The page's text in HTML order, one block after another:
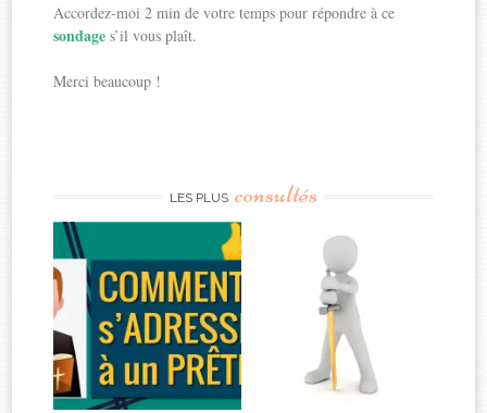
Accordez-moi 2 min de votre temps pour répondre à ce
sondages’il vous plaît.
Merci beaucoup !
LES PLUS consultés